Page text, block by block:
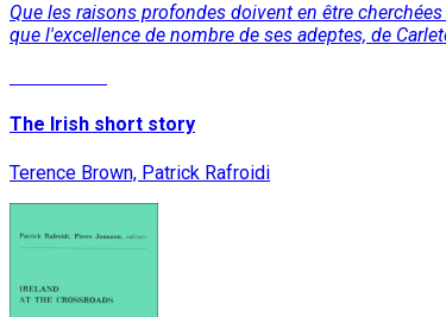
Que les raisons profondes doivent en être
que l'excellence de nombre de ses adeptes, de
The Irish short story
Terence Brown, Patrick Rafroidi